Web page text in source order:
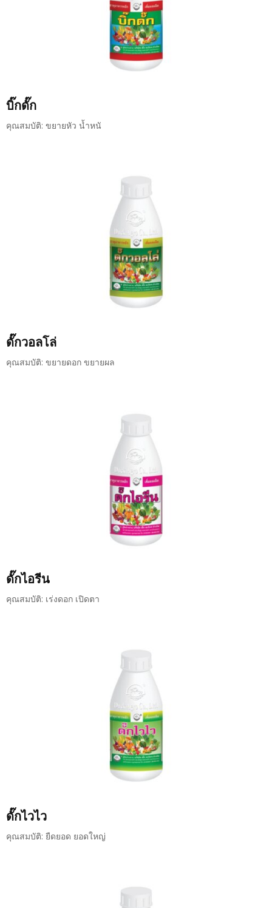
บิ๊กดั๊ก
คุณสมบัติ: ขยายหัว น้ำหนั
ดั๊กวอลโล่
คุณสมบัติ: ขยายดอก ขยายผล
ดั๊กไอรีน
คุณสมบัติ: เร่งดอก เปิดตา
ดั๊กไวไว
คุณสมบัติ: ยืดยอด ยอดใหญ่